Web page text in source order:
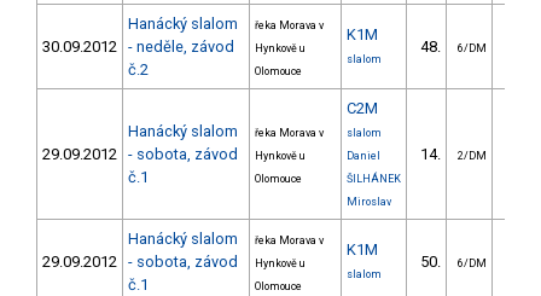
30.09.2012
Hanácký slalom
- neděle, závod
č.2
řeka Morava v
Hynkově u
Olomouce
K1M
slalom
48. 6/DM
29.09.2012
Hanácký slalom
- sobota, závod
č.1
řeka Morava v
Hynkově u
Olomouce
C2M
slalom
Daniel
ŠILHÁNEK
Miroslav
14. 2/DM
29.09.2012
Hanácký slalom
- sobota, závod
č.1
řeka Morava v
Hynkově u
Olomouce
K1M
slalom
50. 6/DM